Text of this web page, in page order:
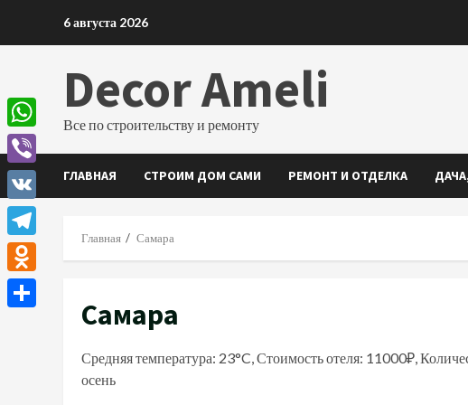
6 августа 2026
Decor Ameli
Все по строительству и ремонту
ГЛАВНАЯ СТРОИМ ДОМ САМИ РЕМОНТ И ОТДЕЛКА
Главная Самара
Самара
Средняя температура: 23°C, Стоимость отеля: 11000₽,
осень
WhatsApp
Viber
VK
Telegram
Odnoklassniki